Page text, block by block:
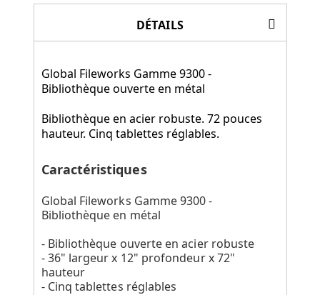
DÉTAILS
Global Fileworks Gamme 9300 -
Bibliothèque ouverte en métal
Bibliothèque en acier robuste. 72 pouces
hauteur. Cinq tablettes réglables.
Caractéristiques
Global Fileworks Gamme 9300 -
Bibliothèque en métal
- Bibliothèque ouverte en acier robuste
- 36" largeur x 12" profondeur x 72"
hauteur
- Cinq tablettes réglables